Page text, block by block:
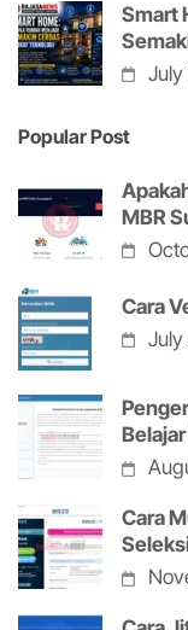
Smart
July
Popular Post
MBR
Cara
Cara